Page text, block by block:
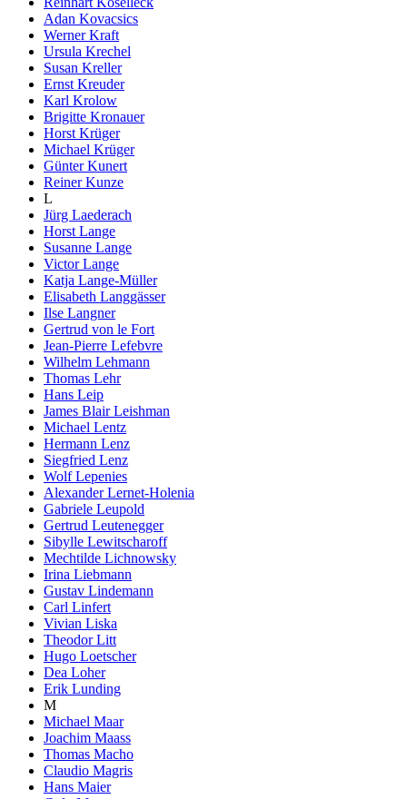
Adan Kovacsics
Werner Kraft
Ursula Krechel
Susan Kreller
Ernst Kreuder
Karl Krolow
Brigitte Kronauer
Horst Krüger
Michael Krüger
Günter Kunert
Reiner Kunze
L
Jürg Laederach
Horst Lange
Susanne Lange
Victor Lange
Katja Lange-Müller
Elisabeth Langgässer
Ilse Langner
Gertrud von le Fort
Jean-Pierre Lefebvre
Wilhelm Lehmann
Thomas Lehr
Hans Leip
James Blair Leishman
Michael Lentz
Hermann Lenz
Siegfried Lenz
Wolf Lepenies
Alexander Lernet-Holenia
Gabriele Leupold
Gertrud Leutenegger
Sibylle Lewitscharoff
Mechtilde Lichnowsky
Irina Liebmann
Gustav Lindemann
Carl Linfert
Vivian Liska
Theodor Litt
Hugo Loetscher
Dea Loher
Erik Lunding
M
Michael Maar
Joachim Maass
Thomas Macho
Claudio Magris
Hans Maier